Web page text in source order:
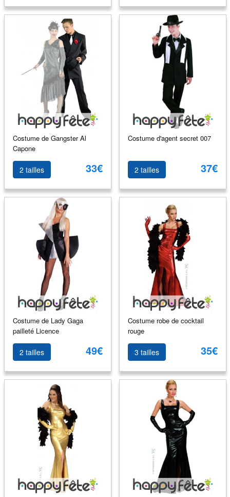
Costume de Gangster Al
Capone
2 tailles 33€
Costume d'agent secret 007
2 tailles 37€
Costume de Lady Gaga
pailleté Licence
2 tailles 49€
Costume robe de cocktail
rouge
3 tailles 35€